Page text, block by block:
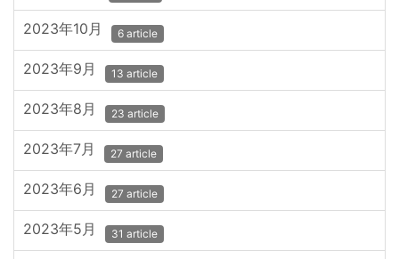
2023年10月 6 article
2023年9月 13 article
2023年8月 23 article
2023年7月 27 article
2023年6月 27 article
2023年5月 31 article